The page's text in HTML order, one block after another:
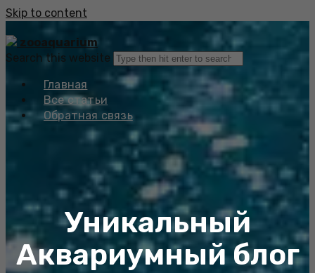
Skip to content
zooaquarium
Search this website
Главная
Все статьи
Обратная связь
Уникальный
Аквариумный блог